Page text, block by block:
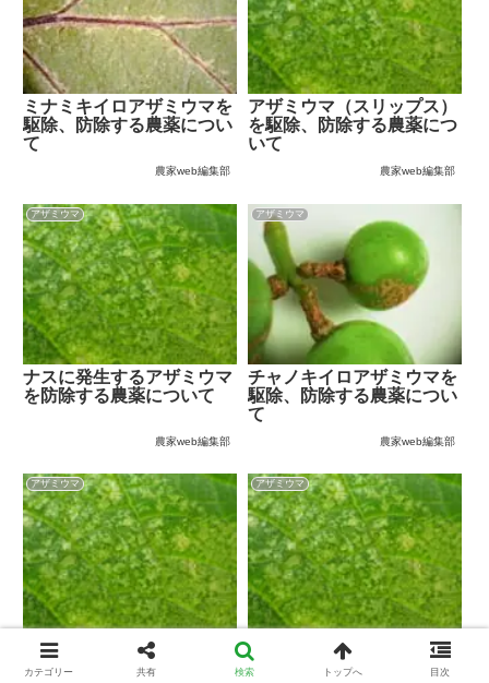
ミナミキイロアザミウマを
駆除、防除する農薬につい
て
農家web編集部
アザミウマ（スリップス）
を駆除、防除する農薬につ
いて
農家web編集部
アザミウマ
ナスに発生するアザミウマ
を防除する農薬について
農家web編集部
アザミウマ
チャノキイロアザミウマを
駆除、防除する農薬につい
て
農家web編集部
アザミウマ
アザミウマに効く農薬一覧
について
アザミウマ
ピーマンに発生するアザミ
ウマを防除する農薬につい
カテゴリー 共有 検索 トップへ 目次